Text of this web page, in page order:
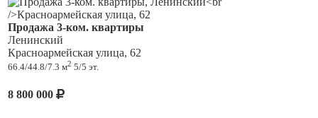
Основные характеристики: - Общая площадь квартиры
составляет 92 кв. м( с учетом лоджии 5, кв.м). Жилая
площадь — 53,6 кв. м, комнаты раздельные ( 23,2 кв.м, 13,6
кв.м, 16,8кв.м) , площадь кухни — 14,2 кв. м. Высота
потолков 2,7 м, что позволяет оценить пространство как
достаточно просторное и светлое.
Планировка квартиры изолированная, что обеспечивает
Продажа 3-ком. квартиры
Ленинский
Красноармейская улица, 62
66.4/44.8/7.3 м2 5/5 эт.
8 800 000